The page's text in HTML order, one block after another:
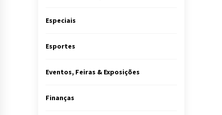
Especiais
Esportes
Eventos, Feiras & Exposições
Finanças